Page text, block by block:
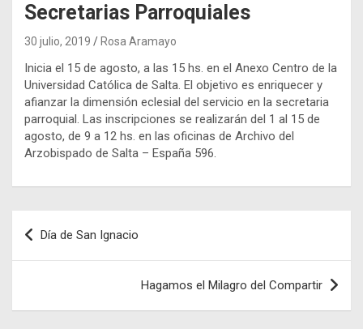
Secretarias Parroquiales
30 julio, 2019 Rosa Aramayo
Inicia el 15 de agosto, a las 15 hs. en el Anexo Centro de la
Universidad Católica de Salta. El objetivo es enriquecer y
afianzar la dimensión eclesial del servicio en la secretaria
parroquial. Las inscripciones se realizarán del 1 al 15 de
agosto, de 9 a 12 hs. en las oficinas de Archivo del
Arzobispado de Salta – España 596.
Navegación
de
Día de San Ignacio
Hagamos el Milagro del Compartir